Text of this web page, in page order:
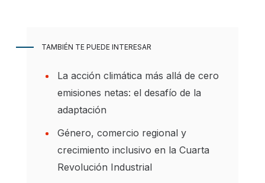
TAMBIÉN TE PUEDE INTERESAR
La acción climática más allá de cero
emisiones netas: el desafío de la
adaptación
Género, comercio regional y
crecimiento inclusivo en la Cuarta
Revolución Industrial